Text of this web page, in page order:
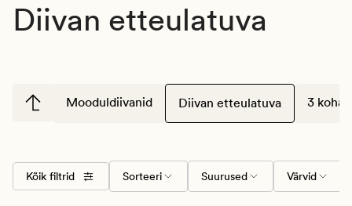
Diivan etteulatuva
Mooduldiivanid Diivan etteulatuva 3
Kõik filtrid Sorteeri Suurused Värvid